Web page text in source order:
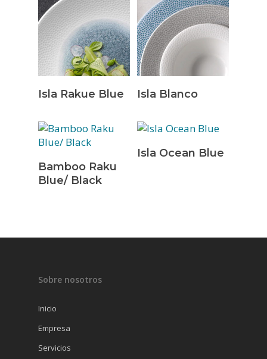
Leer Más
Isla Rakue Blue Leer Más
Isla Blanco
Leer Más
Bamboo Raku
Blue/ Black
Leer Más
Isla Ocean Blue
Sobre nosotros
Inicio
Empresa
Servicios